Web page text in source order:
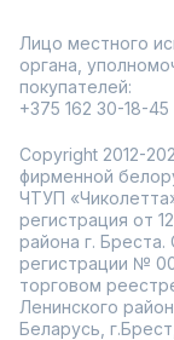
Лицо местного
органа,
покупателей:
+375 162 30-18-45
Copyright 2012-
фирменной
ЧТУП
регистрация от
района г.
регистрации №
торговом
Ленинского
Беларусь,